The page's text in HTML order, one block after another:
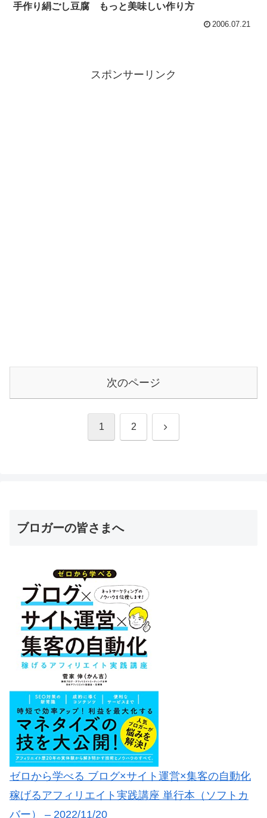
手作り絹ごし豆腐 もっと美味しい作り方
2006.07.21
スポンサーリンク
次のページ
1 2 次
ブロガーの皆さまへ
ゼロから学べる ブログ×サイト運営×集客の自動化
稼げるアフィリエイト実践講座 単行本（ソフトカ
バー） – 2022/11/20